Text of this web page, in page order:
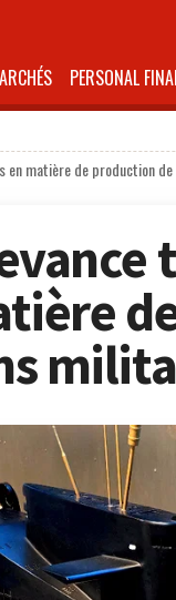
PERSONAL
en matière de production